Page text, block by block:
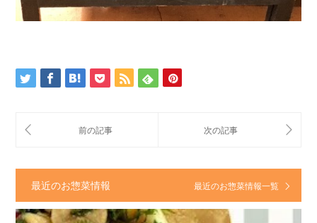
最近のお惣菜情報 最近のお惣菜情報一覧